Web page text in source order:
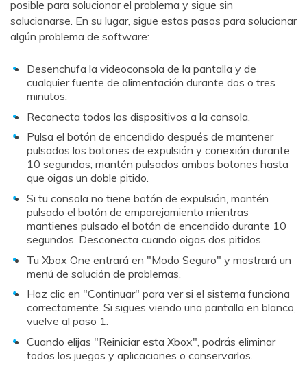
posible para solucionar el problema y sigue sin
solucionarse. En su lugar, sigue estos pasos para solucionar
algún problema de software:
Desenchufa la videoconsola de la pantalla y de
cualquier fuente de alimentación durante dos o tres
minutos.
Reconecta todos los dispositivos a la consola.
Pulsa el botón de encendido después de mantener
pulsados los botones de expulsión y conexión durante
10 segundos; mantén pulsados ambos botones hasta
que oigas un doble pitido.
Si tu consola no tiene botón de expulsión, mantén
pulsado el botón de emparejamiento mientras
mantienes pulsado el botón de encendido durante 10
segundos. Desconecta cuando oigas dos pitidos.
Tu Xbox One entrará en "Modo Seguro" y mostrará un
menú de solución de problemas.
Haz clic en "Continuar" para ver si el sistema funciona
correctamente. Si sigues viendo una pantalla en blanco,
vuelve al paso 1.
Cuando elijas "Reiniciar esta Xbox", podrás eliminar
todos los juegos y aplicaciones o conservarlos.